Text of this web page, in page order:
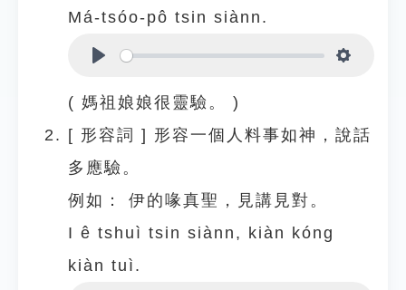
Má-tsóo-pô tsin siànn.
( 媽祖娘娘很靈驗。 )
[ 形容詞 ] 形容一個人料事如神，說話
多應驗。
例如：
伊的喙真聖，見講見對。
I ê tshuì tsin siànn, kiàn kóng
kiàn tuì.